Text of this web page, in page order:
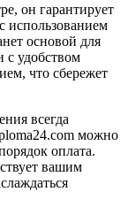
он гарантирует
использованием
основой для
с удобством
что сбережет
всегда
можно
оплата.
вашим